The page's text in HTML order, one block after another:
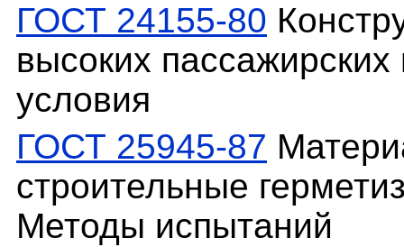
ГОСТ 24155-80
высоких
условия
ГОСТ 25945-87
строительные
Методы испытаний